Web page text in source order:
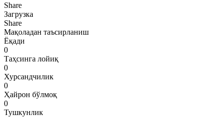
Share
Загрузка
Share
Мақоладан таъсирланиш
Ёқади
0
Таҳсинга лойиқ
0
Хурсандчилик
0
Ҳайрон бўлмоқ
0
Тушкунлик